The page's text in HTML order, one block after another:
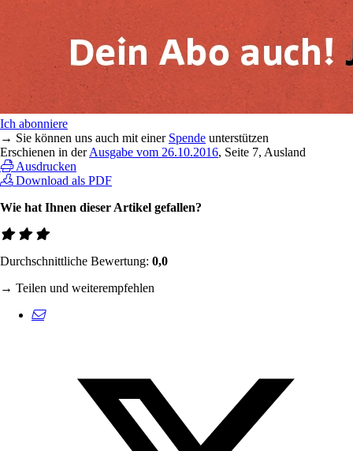
Ich abonniere
→ Sie können uns auch mit einer Spende unterstützen
Erschienen in derAusgabe vom 26.10.2016, Seite 7, Ausland
Ausdrucken
Download als PDF
Wie hat Ihnen dieser Artikel gefallen?
Durchschnittliche Bewertung: 0,0
→ Teilen und weiterempfehlen